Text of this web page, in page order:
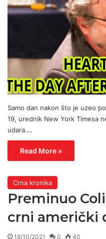
Samo dan nakon što je uzeo
19, urednik New York Timesa
udara.…
Read More »
Crna kronika
Preminuo
crni američki
18/10/2021 0 40